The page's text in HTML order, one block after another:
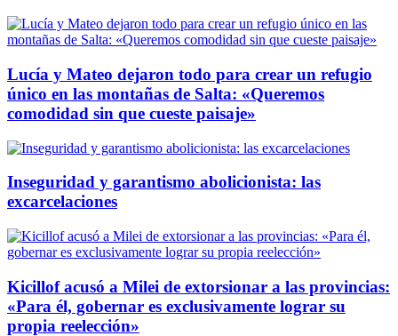
Lucía y Mateo dejaron todo para crear un refugio
único en las montañas de Salta: «Queremos
comodidad sin que cueste paisaje»
Inseguridad y garantismo abolicionista: las
excarcelaciones
Kicillof acusó a Milei de extorsionar a las provincias:
«Para él, gobernar es exclusivamente lograr su
propia reelección»